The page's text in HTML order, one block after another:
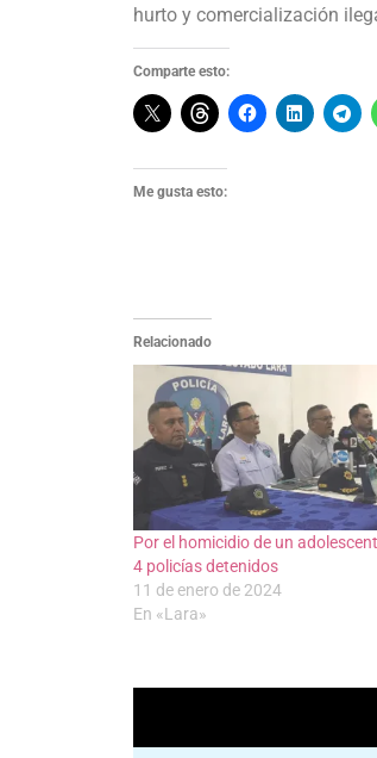
hurto y comercialización
Comparte esto:
Me gusta esto:
Relacionado
Por el homicidio de un
4 policías detenidos
11 de enero de 2024
En «Lara»